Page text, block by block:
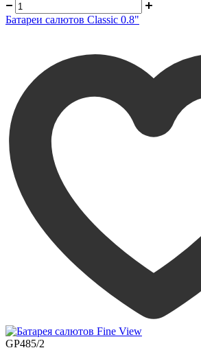
Батареи салютов Classic 0.8"
GP485/2